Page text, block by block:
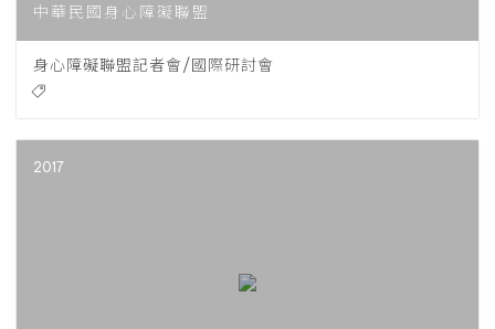
中華民國身心障礙聯盟
身心障礙聯盟記者會/國際研討會
2017